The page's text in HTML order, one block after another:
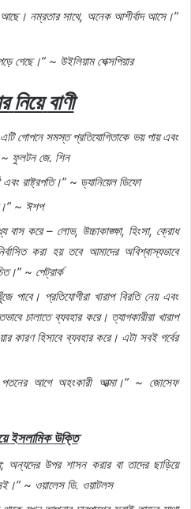
আছে। নম্রতার সাথে, অনেক আশীর্বাদ আসে।”
গেছে।” ~ উইলিয়াম শেক্সপিয়ার
নিয়ে বাণী
এটি গোপনে সমস্ত প্রতিযোগিতাকে ভয় পায় এবং
ফুলটন জে. শিন
এবং রাষ্ট্রপতি।” ~ ড্যানিয়েল ডিফো
” ~ ঈশপ
বাস করে– লোভ, উচ্চাকাঙ্ক্ষা, হিংসা, ক্রোধ
করা হয় তবে আমাদের অবিশ্বাস্যভাবে
” ~ পেট্রার্ক
পাবে। প্রতিযোগীরা খারাপ বিরতি নেয় এবং
চালাতে ব্যবহার করে। ত্যাগকারীরা খারাপ
কারণ হিসাবে ব্যবহার করে। এটা সবই গর্বের
পতনের আগে অহংকারী আত্মা।” ~ জোসেফ
ইসলামিক উক্তি
; অন্যদের উপর শাসন করার বা তাদের ছাড়িয়ে
” ~ ওয়ালেস ডি. ওয়াটলস